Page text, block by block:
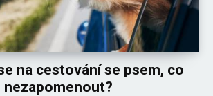
na cestování se psem, co
nezapomenout?